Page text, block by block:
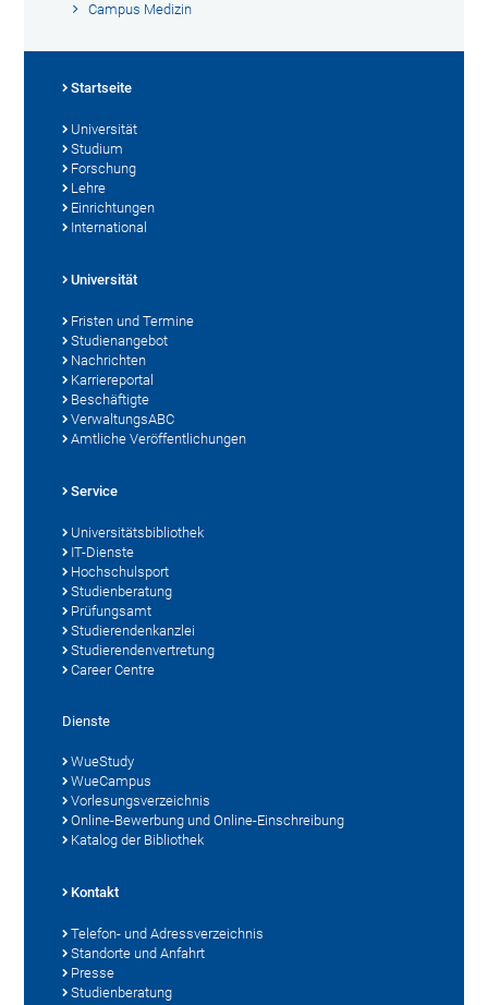
Campus Medizin
Startseite
Universität
Studium
Forschung
Lehre
Einrichtungen
International
Universität
Fristen und Termine
Studienangebot
Nachrichten
Karriereportal
Beschäftigte
VerwaltungsABC
Amtliche Veröffentlichungen
Service
Universitätsbibliothek
IT-Dienste
Hochschulsport
Studienberatung
Prüfungsamt
Studierendenkanzlei
Studierendenvertretung
Career Centre
Dienste
WueStudy
WueCampus
Vorlesungsverzeichnis
Online-Bewerbung und Online-Einschreibung
Katalog der Bibliothek
Kontakt
Telefon- und Adressverzeichnis
Standorte und Anfahrt
Presse
Studienberatung